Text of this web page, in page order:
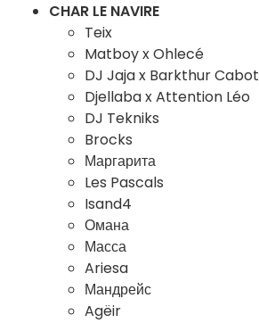
CHAR LE NAVIRE
Teix
Matboy x Ohlecé
DJ Jaja x Barkthur Cabot
Djellaba x Attention Léo
DJ Tekniks
Brocks
Маргарита
Les Pascals
Isand4
Омана
Масса
Ariesa
Мандрейс
Agëir